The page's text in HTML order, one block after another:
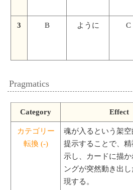
3 B ように C
Pragmatics
Category Effect
カテゴリー
転換 (-)
魂が入るという架
提示することで、
示し、カードに描
ングが突然動き出
現する。